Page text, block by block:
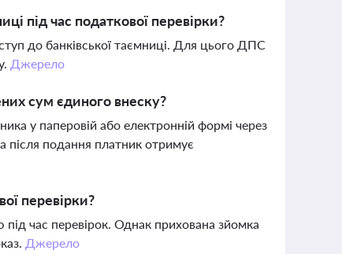
під час податкової перевірки?
до банківської таємниці. Для цього ДПС
Джерело
сум єдиного внеску?
у паперовій або електронній формі через
після подання платник отримує
перевірки?
час перевірок. Однак прихована зйомка
Джерело